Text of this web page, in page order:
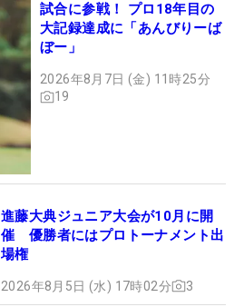
試合に参戦！ プロ18年目の
大記録達成に「あんびりーば
ぼー」
2026年8月7日 (金) 11時25分
19
進藤大典ジュニア大会が10月に開
催 優勝者にはプロトーナメント出
場権
2026年8月5日 (水) 17時02分 3